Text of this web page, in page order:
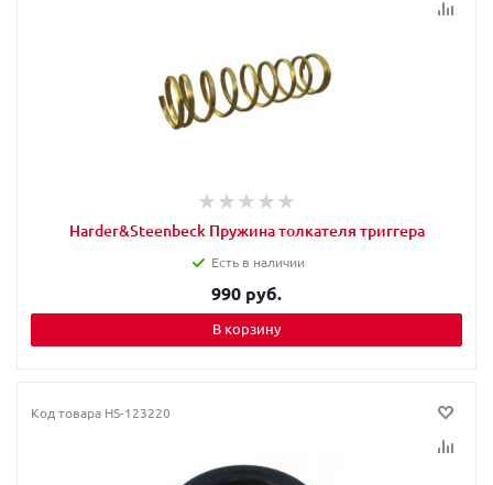
Harder&Steenbeck Пружина толкателя триггера
Есть в наличии
990 руб.
В корзину
Код товара HS-123220